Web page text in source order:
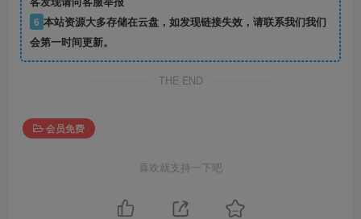
6 本站资源大多存储在云盘，如发现链接失效，请联系我们我们
会第一时间更新。
THE END
会员免费
喜欢就支持一下吧